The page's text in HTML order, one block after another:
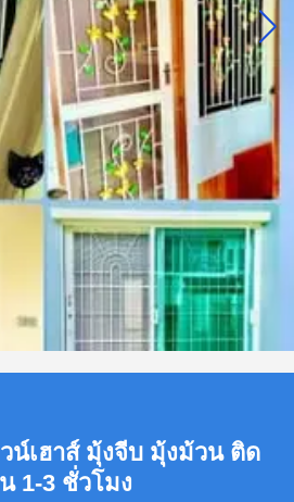
น์เฮาส์ มุ้งจีบ มุ้งม้วน ติด
1-3 ชั่วโมง